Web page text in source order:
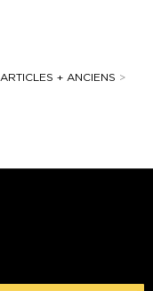
ARTICLES + ANCIENS >